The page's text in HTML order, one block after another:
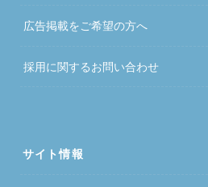
広告掲載をご希望の方へ
採用に関するお問い合わせ
サイト情報